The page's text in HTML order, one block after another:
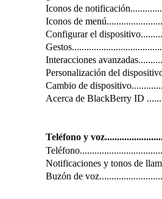
Iconos de
Iconos de
Configurar el
Interacciones
Personalización del
Cambio de
Acerca de BlackBerry ID
Teléfono y
Notificaciones y tonos de
Buzón de